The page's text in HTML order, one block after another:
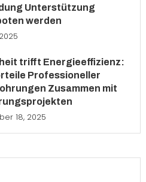
Unterstützung
werden
trifft Energieeffizienz:
Professioneller
Zusammen mit
18, 2025